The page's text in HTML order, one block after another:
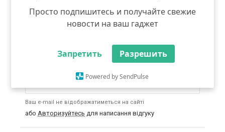
Просто подпишитесь и получайте свежие
новости на ваш гаджет
Запретить Разрешить
Powered by SendPulse
порівняння з іншими конкуруючими компаніями;
безпідставні заяви, що ображають діяльність
компанії і / або її послуги; розміщення посилань на
Ваш e-mail не відображатиметься на сайті
або Авторизуйтесь для написання відгуку